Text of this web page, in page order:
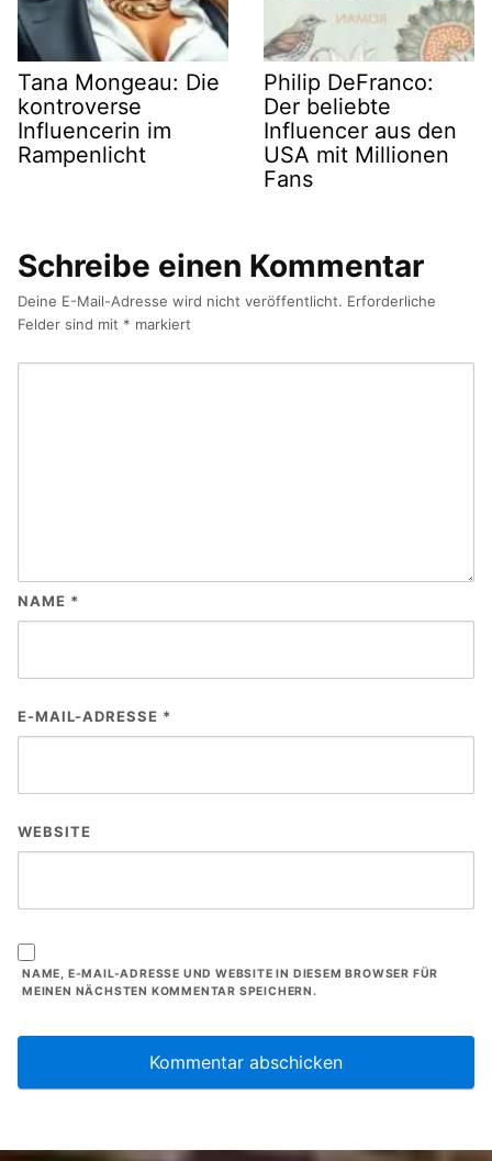
Tana Mongeau: Die
kontroverse
Influencerin im
Rampenlicht
Philip DeFranco:
Der beliebte
Influencer aus den
USA mit Millionen
Fans
Schreibe einen Kommentar
Deine E-Mail-Adresse wird nicht veröffentlicht. Erforderliche
Felder sind mit * markiert
NAME *
E-MAIL-ADRESSE *
WEBSITE
NAME, E-MAIL-ADRESSE UND WEBSITE IN DIESEM BROWSER FÜR
MEINEN NÄCHSTEN KOMMENTAR SPEICHERN.